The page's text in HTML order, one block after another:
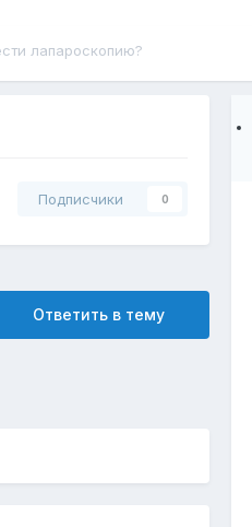
лапароскопию?
Подписчики 0
Ответить в тему